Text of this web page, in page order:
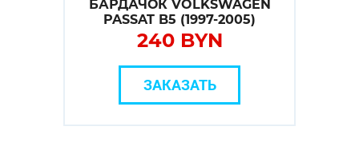
БАРДАЧОК VOLKSWAGEN
PASSAT B5 (1997-2005)
240 BYN
ЗАКАЗАТЬ